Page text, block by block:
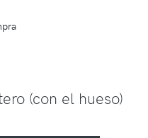
(con el hueso)